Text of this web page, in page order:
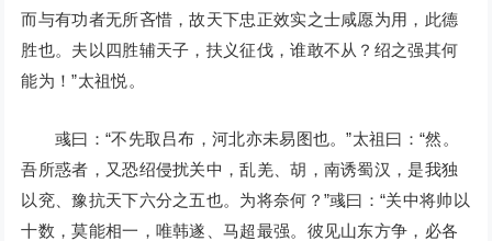
而与有功者无所吝惜，故天下忠正效实之士咸愿为用，此德
胜也。夫以四胜辅天子，扶义征伐，谁敢不从？绍之强其何
能为！”太祖悦。
彧曰：“不先取吕布，河北亦未易图也。”太祖曰：“然。
吾所惑者，又恐绍侵扰关中，乱羌、胡，南诱蜀汉，是我独
以兖、豫抗天下六分之五也。为将奈何？”彧曰：“关中将帅以
十数，莫能相一，唯韩遂、马超最强。彼见山东方争，必各